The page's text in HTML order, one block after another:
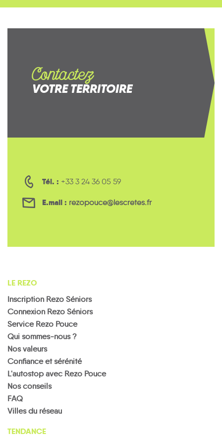
Contactez
VOTRE TERRITOIRE
Tél. : +33 3 24 36 05 59
E.mail : rezopouce@lescretes.fr
LE REZO
Inscription Rezo Séniors
Connexion Rezo Séniors
Service Rezo Pouce
Qui sommes-nous ?
Nos valeurs
Confiance et sérénité
L'autostop avec Rezo Pouce
Nos conseils
FAQ
Villes du réseau
TENDANCE